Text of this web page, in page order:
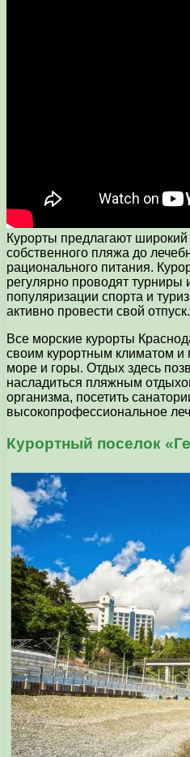
Курорты предлагают широкий
собственного пляжа до
рационального питания.
регулярно проводят турниры
популяризации спорта и
активно провести свой отпуск.
Все морские курорты
своим курортным климатом
море и горы. Отдых здесь
насладиться пляжным
организма, посетить
высокопрофессиональное
Курортный поселок